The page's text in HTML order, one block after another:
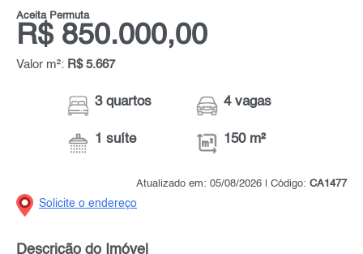
Aceita Permuta
R$ 850.000,00
Valor m²: R$ 5.667
3 quartos
1 suíte
4 vagas
150 m²
Atualizado em: 05/08/2026 | Código: CA1477
Solicite o endereço
Descrição do Imóvel